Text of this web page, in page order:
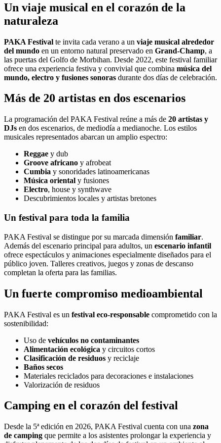
Un viaje musical en el corazón de la
naturaleza
PAKA Festival te invita cada verano a un viaje musical alrededor
del mundo en un entorno natural preservado en Grand-Champ, a
las puertas del Golfo de Morbihan. Desde 2022, este festival familiar
ofrece una experiencia festiva y convivial que combina música del
mundo, electro y fusiones sonoras durante dos días de celebración.
Más de 20 artistas en dos escenarios
La programación del PAKA Festival reúne a más de 20 artistas y
DJs en dos escenarios, de mediodía a medianoche. Los estilos
musicales representados abarcan un amplio espectro:
Reggae y dub
Groove africano y afrobeat
Cumbia y sonoridades latinoamericanas
Música oriental y fusiones
Electro, house y synthwave
Descubrimientos locales y artistas bretones
Un festival para toda la familia
PAKA Festival se distingue por su marcada dimensión familiar.
Además del escenario principal para adultos, un escenario infantil
ofrece espectáculos y animaciones especialmente diseñados para el
público joven. Talleres creativos, juegos y zonas de descanso
completan la oferta para las familias.
Un fuerte compromiso medioambiental
PAKA Festival es un festival eco-responsable comprometido con la
sostenibilidad:
Uso de vehículos no contaminantes
Alimentación ecológica y circuitos cortos
Clasificación de residuos y reciclaje
Baños secos
Materiales reciclados para decoraciones e instalaciones
Valorización de residuos
Camping en el corazón del festival
Desde la 5ª edición en 2026, PAKA Festival cuenta con una zona
de camping que permite a los asistentes prolongar la experiencia y